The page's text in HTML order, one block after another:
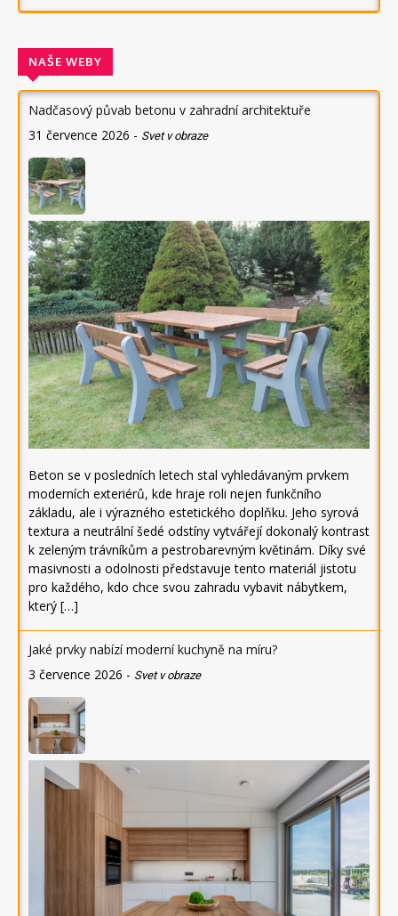
NAŠE WEBY
Nadčasový půvab betonu v zahradní architektuře
31 července 2026 - Svet v obraze
Beton se v posledních letech stal vyhledávaným prvkem
moderních exteriérů, kde hraje roli nejen funkčního
základu, ale i výrazného estetického doplňku. Jeho syrová
textura a neutrální šedé odstíny vytvářejí dokonalý kontrast
k zeleným trávníkům a pestrobarevným květinám. Díky své
masivnosti a odolnosti představuje tento materiál jistotu
pro každého, kdo chce svou zahradu vybavit nábytkem,
který […]
Jaké prvky nabízí moderní kuchyně na míru?
3 července 2026 - Svet v obraze